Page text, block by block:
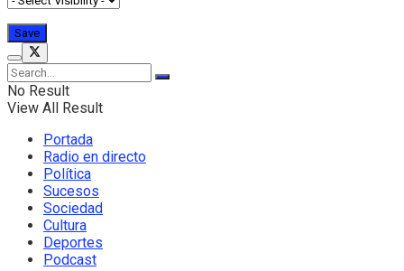
No Result
View All Result
Portada
Radio en directo
Política
Sucesos
Sociedad
Cultura
Deportes
Podcast